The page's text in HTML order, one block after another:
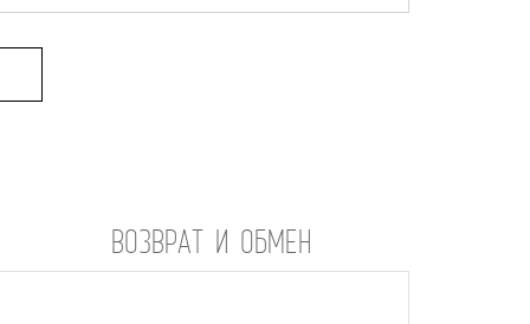
ВОЗВРАТ И ОБМЕН